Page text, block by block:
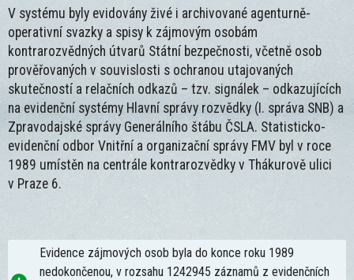
V systému byly evidovány živé i archivované agenturně-
operativní svazky a spisy k zájmovým osobám
kontrarozvědných útvarů Státní bezpečnosti, včetně osob
prověřovaných v souvislosti s ochranou utajovaných
skutečností a relačních odkazů – tzv. signálek – odkazujících
na evidenční systémy Hlavní správy rozvědky (I. správa SNB) a
Zpravodajské správy Generálního štábu ČSLA. Statisticko-
evidenční odbor Vnitřní a organizační správy FMV byl v roce
1989 umístěn na centrále kontrarozvědky v Thákurově ulici
v Praze 6.
Evidence zájmových osob byla do konce roku 1989
nedokončenou, v rozsahu 1242945 záznamů z evidenčních